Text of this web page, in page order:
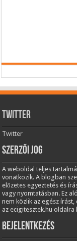
Twitter
Twitter
Szerzői jog
A weboldal teljes
vonatkozik. A blogban
előzetes egyeztetés és
vagy nyomtatásban. Ez
nem közlik az egész
az ecigitesztek.hu oldalra
Bejelentkezés